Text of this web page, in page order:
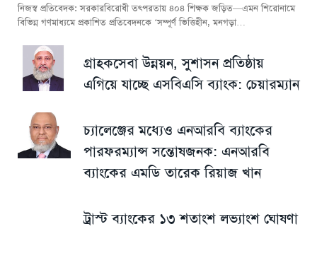
নিজস্ব প্রতিবেদক: সরকারবিরোধী তৎপরতায় ৪০৪ শিক্ষক জড়িত—এমন শিরোনামে
বিভিন্ন গণমাধ্যমে প্রকাশিত প্রতিবেদনকে ‘সম্পূর্ণ ভিত্তিহীন, মনগড়া…
গ্রাহকসেবা উন্নয়ন, সুশাসন প্রতিষ্ঠায়
এগিয়ে যাচ্ছে এসবিএসি ব্যাংক: চেয়ারম্যান
চ্যালেঞ্জের মধ্যেও এনআরবি ব্যাংকের
পারফরম্যান্স সন্তোষজনক: এনআরবি
ব্যাংকের এমডি তারেক রিয়াজ খান
ট্রাস্ট ব্যাংকের ১৩ শতাংশ লভ্যাংশ ঘোষণা